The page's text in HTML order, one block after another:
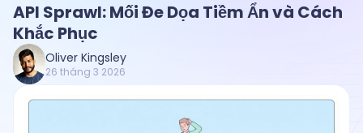
API Sprawl: Mối Đe Dọa Tiềm Ẩn và Cách
Khắc Phục
Oliver Kingsley
26 tháng 3 2026